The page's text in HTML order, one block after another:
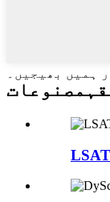
ہمیں بھیجیں۔
مصنوعات